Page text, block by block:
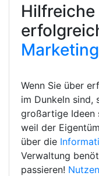
Marketing
Wenn Sie über
im Dunkeln sind,
großartige Ideen
weil der
über die
Verwaltung
passieren! Nutzen